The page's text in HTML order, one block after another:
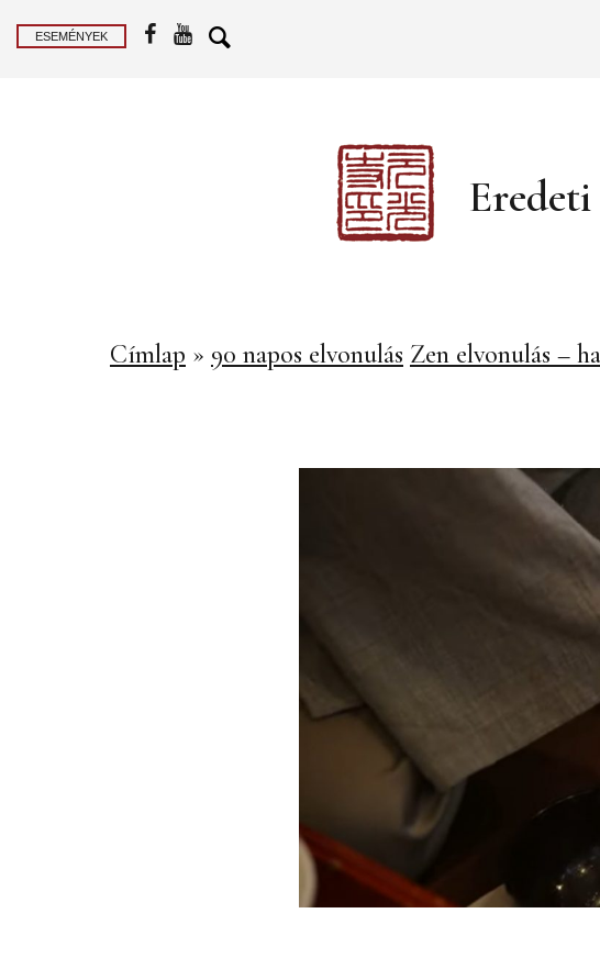
ESEMÉNYEK
Címlap » 90 napos elvonulás Zen elvonulás –